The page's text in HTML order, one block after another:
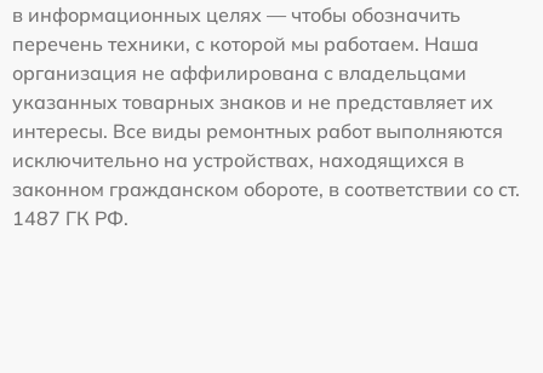
в информационных целях — чтобы обозначить
перечень техники, с которой мы работаем. Наша
организация не аффилирована с владельцами
указанных товарных знаков и не представляет их
интересы. Все виды ремонтных работ выполняются
исключительно на устройствах, находящихся в
законном гражданском обороте, в соответствии со ст.
1487 ГК РФ.